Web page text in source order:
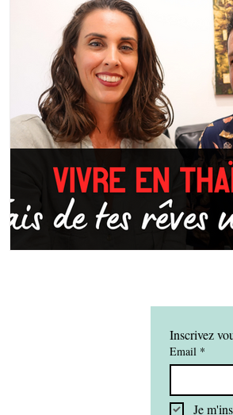
Inscrivez
Email *
Je